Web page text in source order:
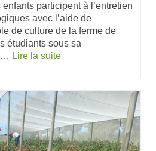
participent à l’entretien
avec l’aide de
de culture de la ferme de
étudiants sous sa
… Lire la suite